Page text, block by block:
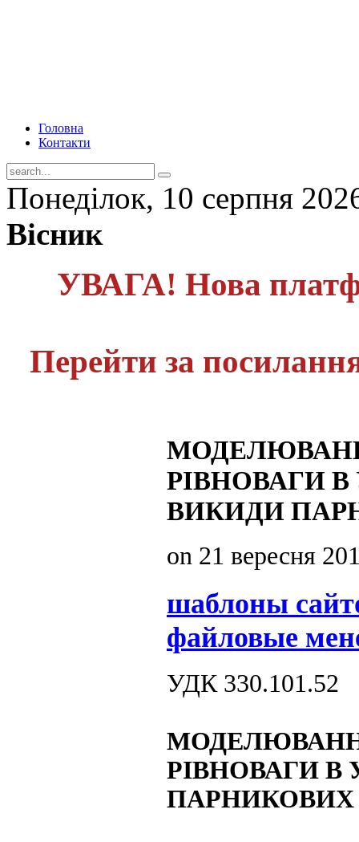
Головна
Контакти
Понеділок, 10 серпня
Вісник
УВАГА! Нова
Перейти за
РІВНОВАГИ
ВИКИДИ
on 21 вересня
шаблоны
файловые
УДК 330.101.52
РІВНОВАГИ
ПАРНИКОВИХ